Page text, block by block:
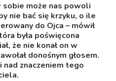
sobie może nas powoli
nie bać się krzyku, o ile
do Ojca – mówił
była poświęcona
że nie konał on w
donośnym głosem.
nad znaczeniem tego